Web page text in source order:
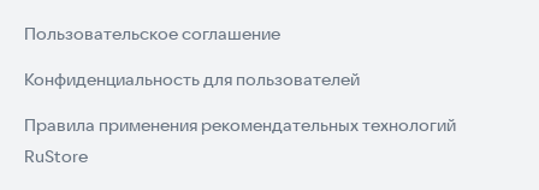
Пользовательское соглашение
Конфиденциальность для пользователей
Правила применения рекомендательных технологий
RuStore